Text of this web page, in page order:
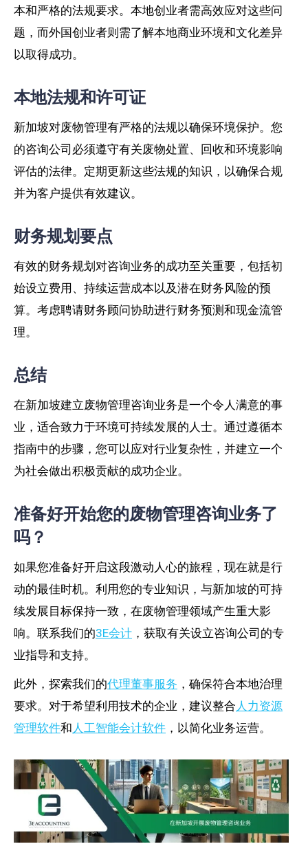
本和严格的法规要求。本地创业者需高效应对这些问
题，而外国创业者则需了解本地商业环境和文化差异
以取得成功。
本地法规和许可证
新加坡对废物管理有严格的法规以确保环境保护。您
的咨询公司必须遵守有关废物处置、回收和环境影响
评估的法律。定期更新这些法规的知识，以确保合规
并为客户提供有效建议。
财务规划要点
有效的财务规划对咨询业务的成功至关重要，包括初
始设立费用、持续运营成本以及潜在财务风险的预
算。考虑聘请财务顾问协助进行财务预测和现金流管
理。
总结
在新加坡建立废物管理咨询业务是一个令人满意的事
业，适合致力于环境可持续发展的人士。通过遵循本
指南中的步骤，您可以应对行业复杂性，并建立一个
为社会做出积极贡献的成功企业。
准备好开始您的废物管理咨询业务了
吗？
如果您准备好开启这段激动人心的旅程，现在就是行
动的最佳时机。利用您的专业知识，与新加坡的可持
续发展目标保持一致，在废物管理领域产生重大影
响。联系我们的3E会计 ，获取有关设立咨询公司的专
业指导和支持。
此外，探索我们的代理董事服务 ，确保符合本地治理
要求。对于希望利用技术的企业，建议整合 人力资源
管理软件和 人工智能会计软件 ，以简化业务运营。